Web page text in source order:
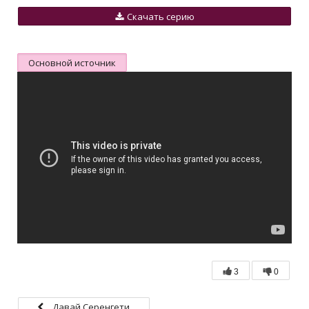
Скачать серию
Основной источник
3 0